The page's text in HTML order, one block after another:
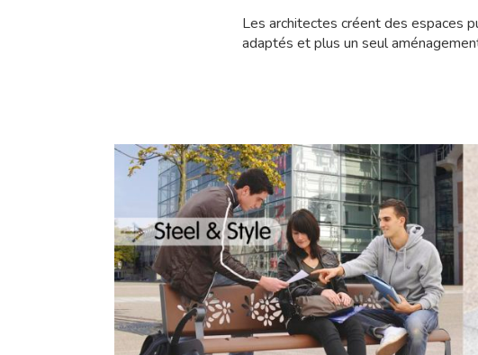
Les architectes créent des espaces
adaptés et plus un seul